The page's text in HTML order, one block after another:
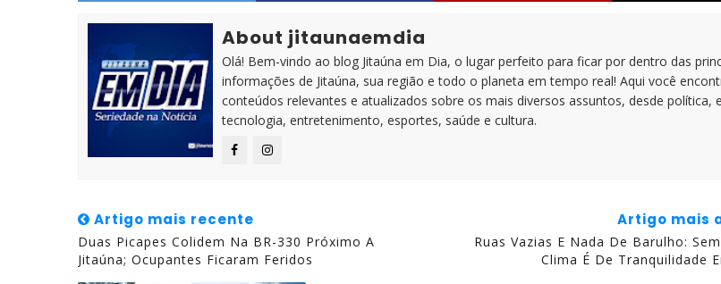
About jitaunaemdia
Olá! Bem-vindo ao blog Jitaúna em Dia, o lugar perfeito para ficar por dentro das
informações de Jitaúna, sua região e todo o planeta em tempo real! Aqui você
conteúdos relevantes e atualizados sobre os mais diversos assuntos, desde política,
tecnologia, entretenimento, esportes, saúde e cultura.
Artigo mais recente
Duas Picapes Colidem Na BR-330 Próximo A
Jitaúna; Ocupantes Ficaram Feridos
Artigo mais
Ruas Vazias E Nada De Barulho:
Clima É De Tranquilidade